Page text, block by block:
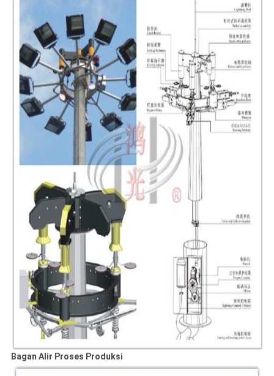
Bagan Alir Proses Produksi